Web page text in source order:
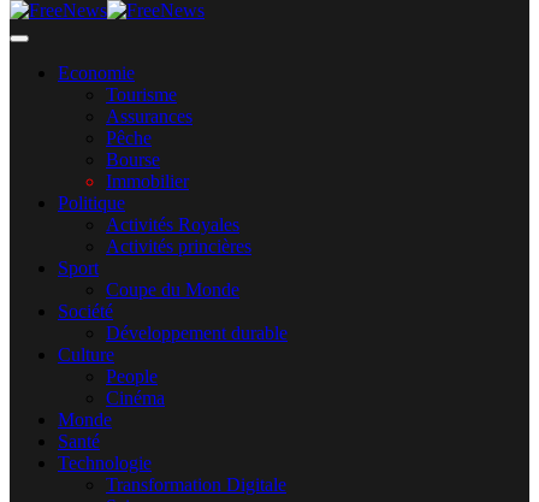
Economie
Tourisme
Assurances
Pêche
Bourse
Immobilier
Politique
Activités Royales
Activités princières
Sport
Coupe du Monde
Société
Développement durable
Culture
People
Cinéma
Monde
Santé
Technologie
Transformation Digitale